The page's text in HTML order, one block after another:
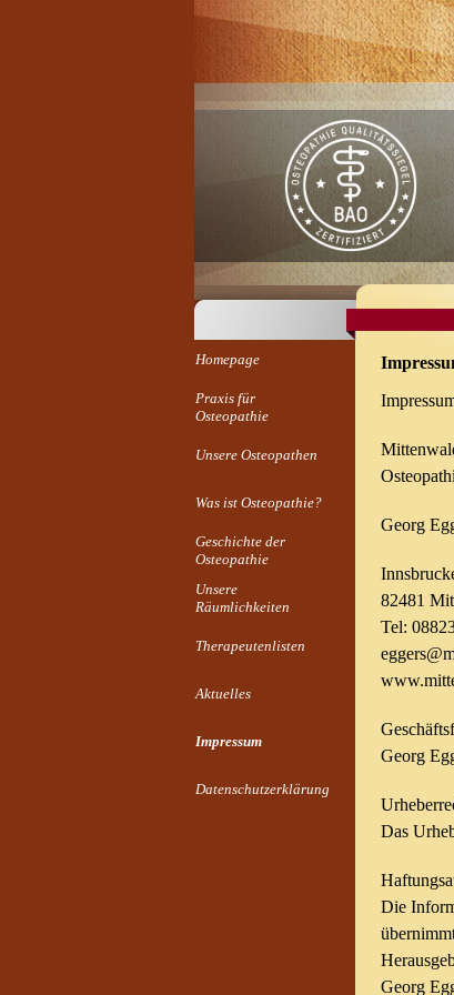
Homepage
Praxis für
Osteopathie
Unsere Osteopathen
Was ist Osteopathie?
Geschichte der
Osteopathie
Unsere
Räumlichkeiten
Therapeutenlisten
Aktuelles
Impressum
Datenschutzerklärung
Georg
82481
Tel:
Georg
Das
Die
Georg